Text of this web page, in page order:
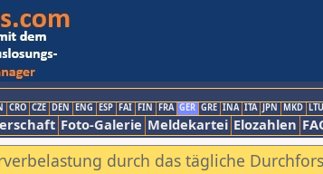
CRO CZE DEN ENG ESP FAI FIN FRA GER GRE INA ITA JPN MKD LTU
Foto-Galerie Meldekartei Elozahlen
durch das tägliche